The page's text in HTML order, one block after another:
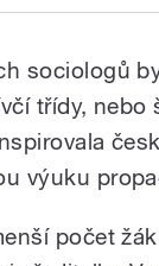
sociologů
třídy, nebo
výuku
počet